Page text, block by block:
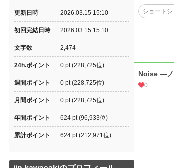
ショートシ
Noise —
0
更新日時 2026.03.15 15:10
初回完結日時 2026.03.15 15:10
文字数 2,474
24h.ポイント 0 pt (228,725位)
週間ポイント 0 pt (228,725位)
月間ポイント 0 pt (228,725位)
年間ポイント 624 pt (96,933位)
累計ポイント 624 pt (212,971位)